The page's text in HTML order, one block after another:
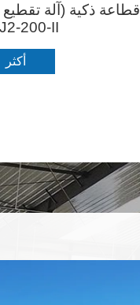
قطاعة ذكية (آلة تقطيع
200-II
أكثر